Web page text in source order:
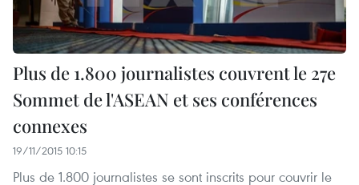
Plus de 1.800 journalistes couvrent le 27e
Sommet de l'ASEAN et ses conférences
connexes
19/11/2015 10:15
Plus de 1.800 journalistes se sont inscrits pour couvrir le